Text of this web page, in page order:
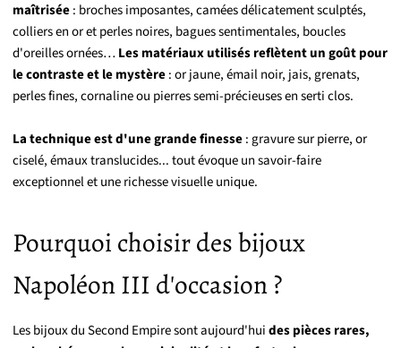
maîtrisée: broches imposantes, camées délicatement sculptés,
colliers en or et perles noires, bagues sentimentales, boucles
d'oreilles ornées…Les matériaux utilisés reflètent un goût pour
le contraste et le mystère: or jaune, émail noir, jais, grenats,
perles fines, cornaline ou pierres semi-précieuses en serti clos.
La technique est d'une grande finesse: gravure sur pierre, or
ciselé, émaux translucides... tout évoque un savoir-faire
exceptionnel et une richesse visuelle unique.
Pourquoi choisir des bijoux
Napoléon III d'occasion ?
Les bijoux du Second Empire sont aujourd'huides pièces rares,